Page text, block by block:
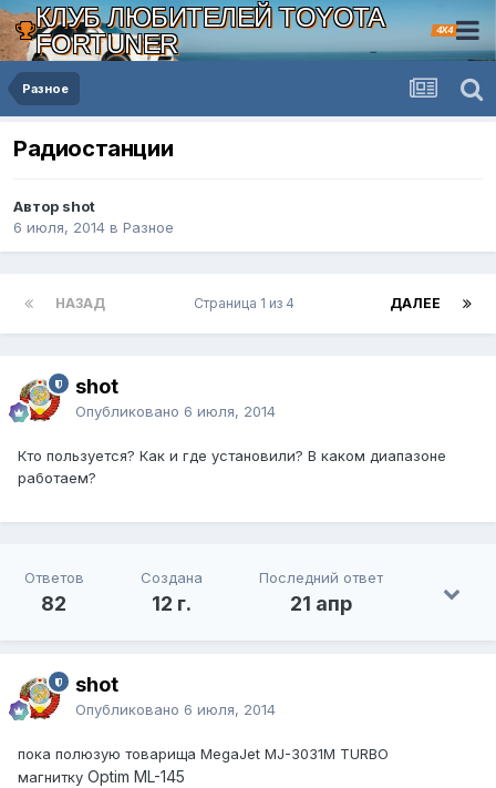
КЛУБ ЛЮБИТЕЛЕЙ TOYOTA
FORTUNER
4X4
Разное
Радиостанции
Автор shot
6 июля, 2014 в Разное
НАЗАД ДАЛЕЕ
Страница 1 из 4
shot
Опубликовано 6 июля, 2014
Кто пользуется? Как и где установили? В каком диапазоне
работаем?
Ответов
82
Создана
12 г.
Последний ответ
21 апр
shot
Опубликовано 6 июля, 2014
пока полюзую товарища MegaJet MJ-3031M TURBO
магнитку Optim ML-145